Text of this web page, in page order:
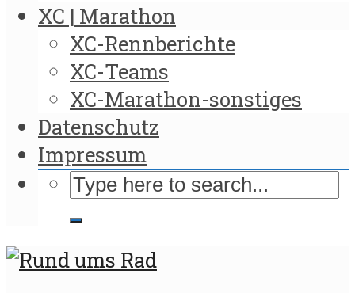
XC | Marathon
XC-Rennberichte
XC-Teams
XC-Marathon-sonstiges
Datenschutz
Impressum